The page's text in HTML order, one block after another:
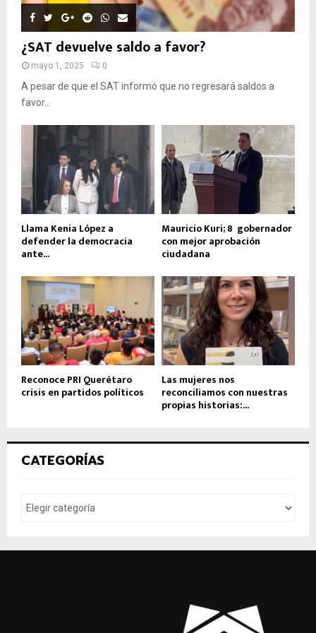
¿SAT devuelve saldo a favor?
mayo 1, 2025 0
A pesar de que el SAT informó que no regresará saldos a
favor...
Llama Kenia López a
defender la democracia
ante...
Mauricio Kuri; 8º gobernador
con mejor aprobación
ciudadana
Reconoce PRI Querétaro
crisis en partidos políticos
Las mujeres nos
reconciliamos con nuestras
propias historias:...
CATEGORÍAS